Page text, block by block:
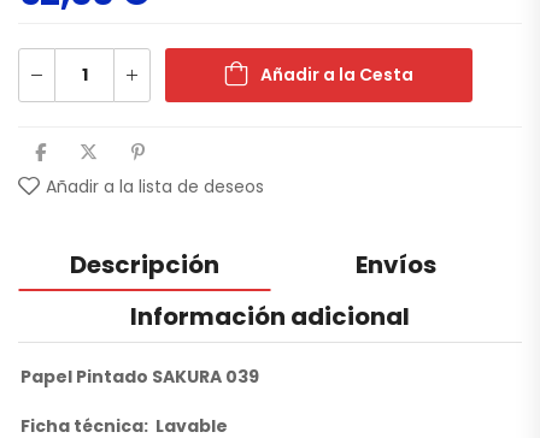
Añadir a la Cesta
Añadir a la lista de deseos
Descripción
Envíos
Información adicional
Papel Pintado SAKURA 039
Ficha técnica: Lavable